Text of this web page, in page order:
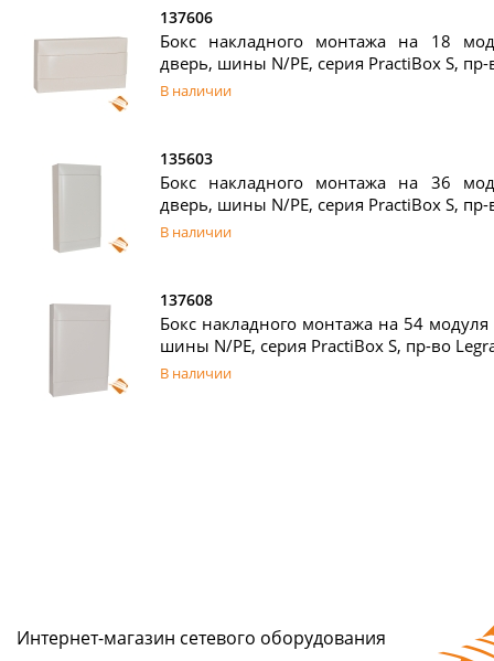
137606
Бокс накладного монтажа на 18
дверь, шины N/PE, серия PractiBox S, пр-
В наличии
135603
Бокс накладного монтажа на 36
дверь, шины N/PE, серия PractiBox S, пр-
В наличии
137608
Бокс накладного монтажа на 54 модуля
шины N/PE, серия PractiBox S, пр-во
В наличии
Интернет-магазин сетeвого оборудования